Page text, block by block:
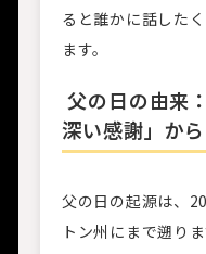
ると誰かに話した
ます。
父の日の由来
深い感謝」から
父の日の起源は、
トン州にまで遡りま